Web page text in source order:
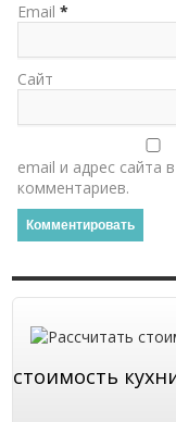
Email *
Сайт
email и адрес сайта
комментариев.
стоимость